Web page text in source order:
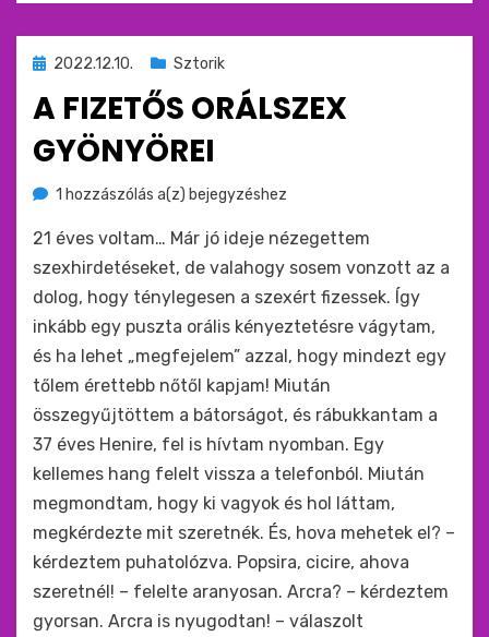
Beküldve
:
2022.12.10. Sztorik
A FIZETŐS ORÁLSZEX
GYÖNYÖREI
bymonkey
1 hozzászólás a(z) A
orálszex
gyönyörei
bejegyzéshez
21 éves voltam… Már jó ideje nézegettem
szexhirdetéseket, de valahogy sosem vonzott az a
dolog, hogy ténylegesen a szexért fizessek. Így
inkább egy puszta orális kényeztetésre vágytam,
és ha lehet „megfejelem” azzal, hogy mindezt egy
tőlem érettebb nőtől kapjam! Miután
összegyűjtöttem a bátorságot, és rábukkantam a
37 éves Henire, fel is hívtam nyomban. Egy
kellemes hang felelt vissza a telefonból. Miután
megmondtam, hogy ki vagyok és hol láttam,
megkérdezte mit szeretnék. És, hova mehetek el? –
kérdeztem puhatolózva. Popsira, cicire, ahova
szeretnél! – felelte aranyosan. Arcra? – kérdeztem
gyorsan. Arcra is nyugodtan! – válaszolt